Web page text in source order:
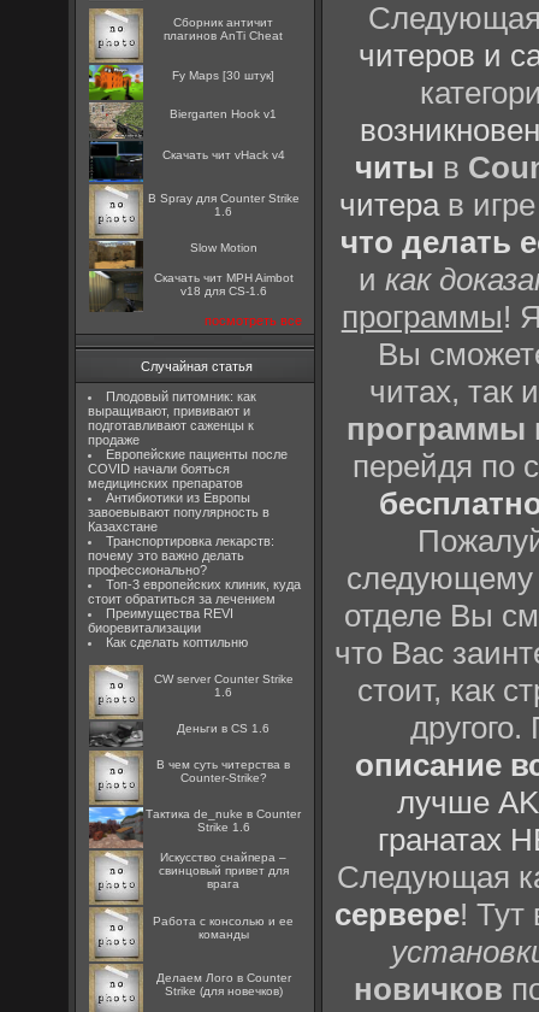
Сборник античит
плагинов AnTi Cheat
Fy Maps [30 штук]
Biergarten Hook v1
Скачать чит vHack v4
B Spray для Counter Strike
1.6
Slow Motion
Скачать чит MPH Aimbot
v18 для CS-1.6
посмотреть все
Случайная статья
Плодовый питомник: как
выращивают, прививают и
подготавливают саженцы к
продаже
Европейские пациенты после
COVID начали бояться
медицинских препаратов
Антибиотики из Европы
завоевывают популярность в
Казахстане
Транспортировка лекарств:
почему это важно делать
профессионально?
Топ-3 европейских клиник, куда
стоит обратиться за лечением
Преимущества REVI
биоревитализации
Как сделать коптильню
CW server Counter Strike
1.6
Деньги в CS 1.6
В чем суть читерства в
Counter-Strike?
Тактика de_nuke в Counter
Strike 1.6
Искусство снайпера –
свинцовый привет для
врага
Работа с консолью и ее
команды
Делаем Лого в Counter
Strike (для новечков)
Следующая
читеров и
читы в
читерав
что делать
икак
программы!
Вы
читах, так
программы
перейдя по
отделе Вы
что Вас
стоит, как
описание
лучше
гранатах
Следующая
сервере! Тут
новичков